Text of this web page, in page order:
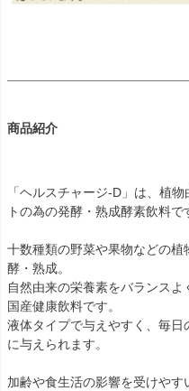
商品紹介
「ヘルスチャージ-D」は、植
トの為の発酵・熟成酵素飲料で
十数種類の野菜や果物などの
酵・熟成。
自然由来の栄養素をバランス
国産健康飲料です。
液体タイプで与えやすく、毎
に与えられます。
加齢や食生活の影響を受けやす